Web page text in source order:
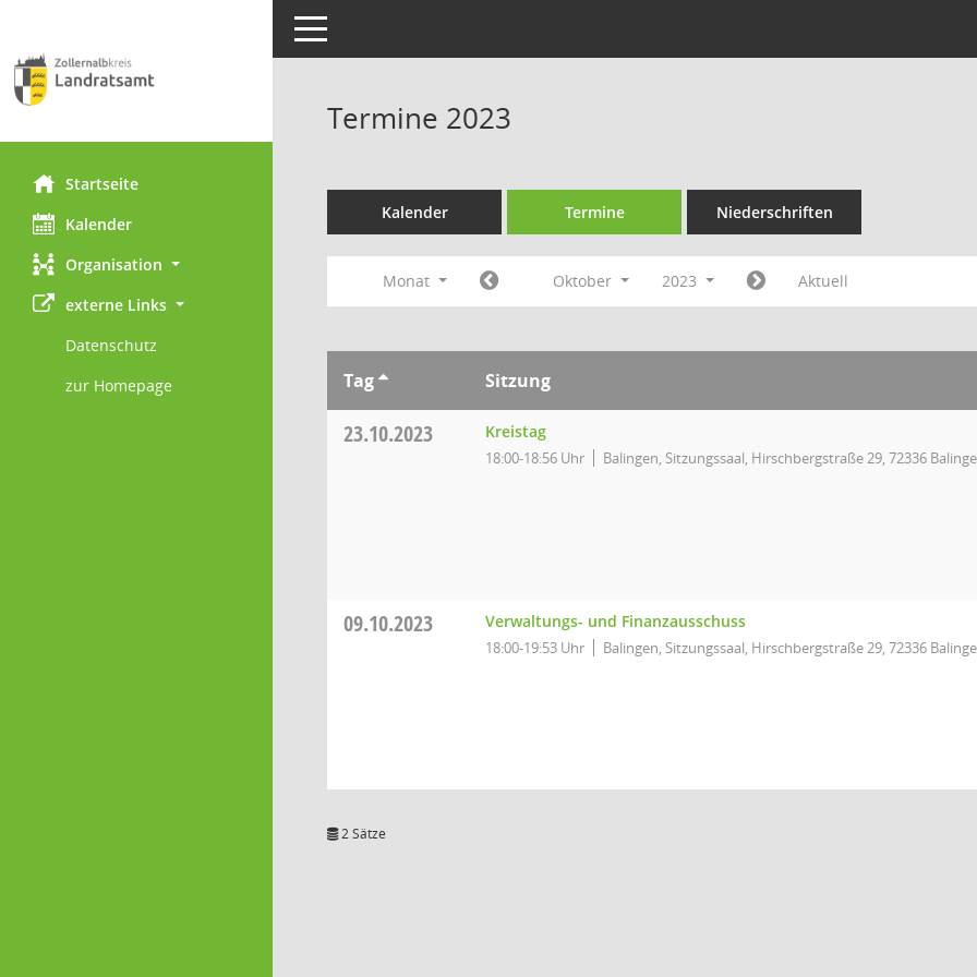
Startseite
Kalender
Organisation
externe Links
Datenschutz
zur Homepage
Toggle navigation
Termine 2023
Kalender Termine Niederschriften
Monat Oktober 2023 Aktuell
Tag Sitzung
23.10.2023 Kreistag
18:00-18:56 Uhr Balingen, Sitzungssaal, Hirschbergstraße 29, 72336
09.10.2023 Verwaltungs- und Finanzausschuss
18:00-19:53 Uhr Balingen, Sitzungssaal, Hirschbergstraße 29, 72336
2 Sätze